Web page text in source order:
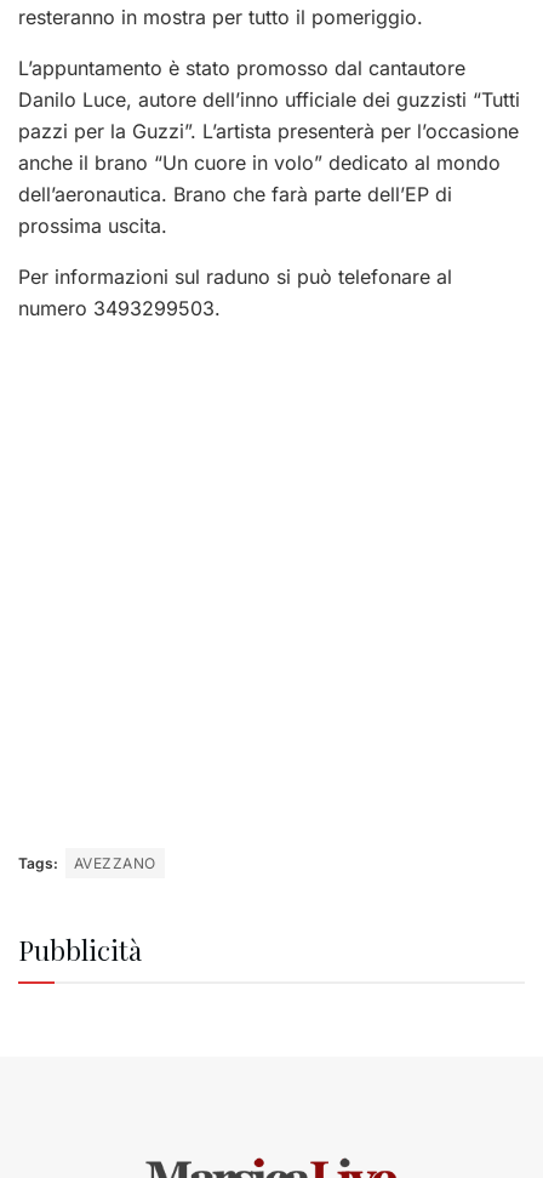
resteranno in mostra per tutto il pomeriggio.
L’appuntamento è stato promosso dal cantautore
Danilo Luce, autore dell’inno ufficiale dei guzzisti “Tutti
pazzi per la Guzzi”. L’artista presenterà per l’occasione
anche il brano “Un cuore in volo” dedicato al mondo
dell’aeronautica. Brano che farà parte dell’EP di
prossima uscita.
Per informazioni sul raduno si può telefonare al
numero 3493299503.
Tags: AVEZZANO
Pubblicità